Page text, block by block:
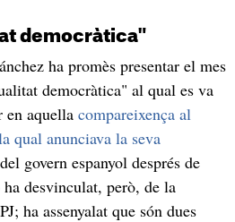
democràtica"
ha promès presentar el mes
democràtica" al qual es va
en aquella compareixença al
qual anunciava la seva
govern espanyol després de
desvinculat, però, de la
ha assenyalat que són dues